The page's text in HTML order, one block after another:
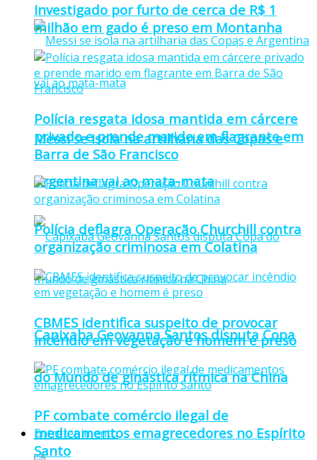
Messi se isola na artilharia das Copas e
Argentina vai ao mata-mata
Capixaba Geovanna Santos disputa Copa
do Mundo de ginástica rítmica na China
Entretenimento
Investigado por furto de cerca de R$ 1
milhão em gado é preso em Montanha
Polícia resgata idosa mantida em cárcere
privado e prende marido em flagrante em
Barra de São Francisco
Polícia deflagra Operação Churchill contra
organização criminosa em Colatina
CBMES identifica suspeito de provocar
incêndio em vegetação e homem é preso
PF combate comércio ilegal de
medicamentos emagrecedores no Espírito
Santo